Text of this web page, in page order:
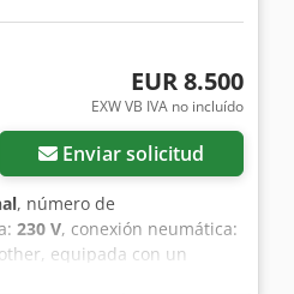
EUR 8.500
EXW VB IVA no incluído
Enviar solicitud
, número de
230 V, conexión neumática:
equipada con un
industrial completa. Este